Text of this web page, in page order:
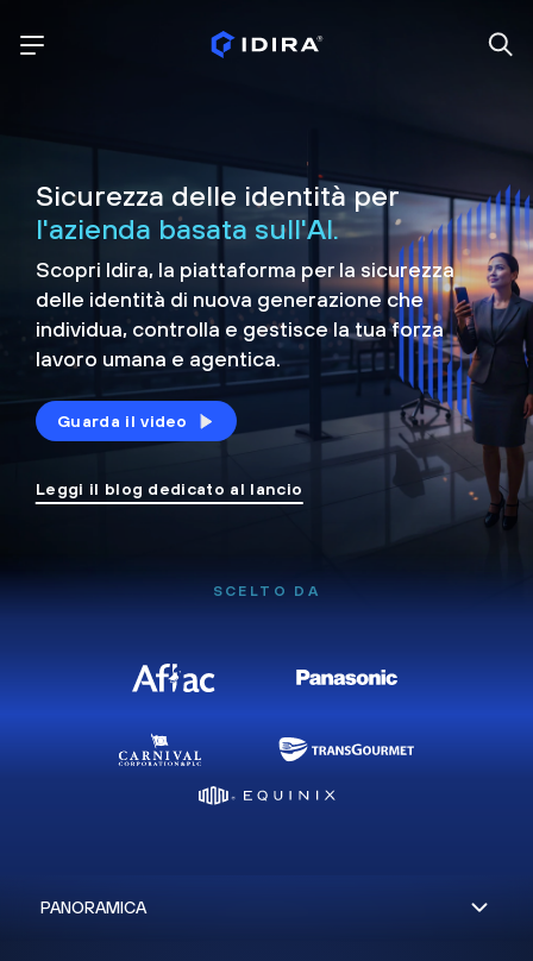
Sicurezza delle identità per
l'azienda basata sull'AI.
Scopri Idira, la piattaforma per la sicurezza
delle identità di nuova generazione che
individua, controlla e gestisce la tua forza
lavoro umana e agentica.
Guarda il video
Leggi il blog dedicato al lancio
SCELTO DA